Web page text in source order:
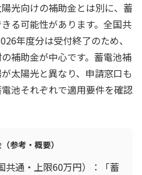
光向けの補助金とは別に、蓄
る可能性があります。全国共
年度分は受付終了のため、
補助金が中心です。蓄電池補
太陽光と異なり、申請窓口も
池それぞれで適用要件を確認
参考・概要）
共通・上限60万円）：「蓄